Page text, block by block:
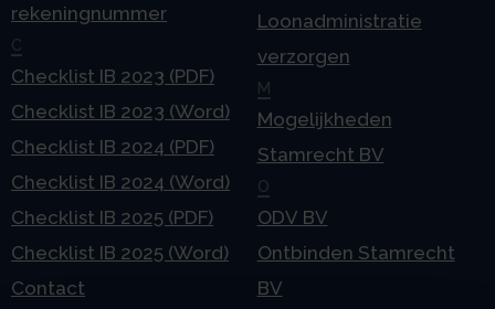
rekeningnummer
C
Checklist IB 2023 (PDF)
Checklist IB 2023 (Word)
Checklist IB 2024 (PDF)
Checklist IB 2024 (Word)
Checklist IB 2025 (PDF)
Checklist IB 2025 (Word)
Contact
Loonadministratie
verzorgen
M
Mogelijkheden
Stamrecht BV
O
ODV BV
Ontbinden Stamrecht
BV